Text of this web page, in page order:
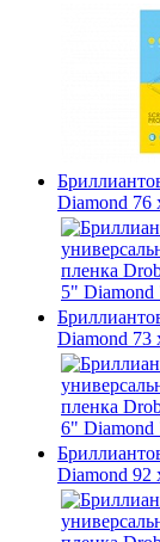
Diamond 76
Diamond 73
Diamond 92